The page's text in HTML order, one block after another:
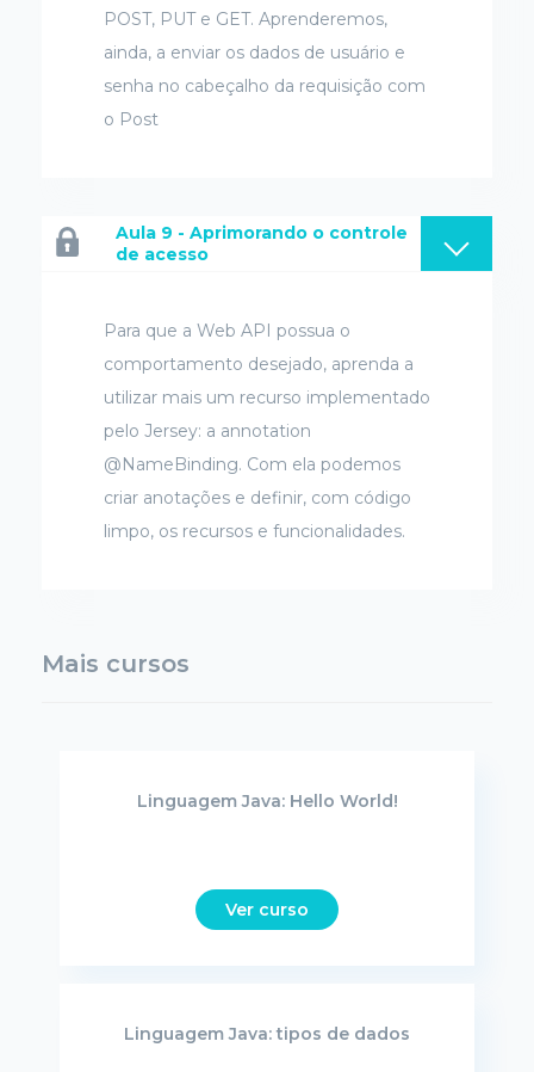
POST, PUT e GET. Aprenderemos,
ainda, a enviar os dados de usuário e
senha no cabeçalho da requisição com
o Post
Aula 9 - Aprimorando o controle
de acesso
Para que a Web API possua o
comportamento desejado, aprenda a
utilizar mais um recurso implementado
pelo Jersey: a annotation
@NameBinding. Com ela podemos
criar anotações e definir, com código
limpo, os recursos e funcionalidades.
Mais cursos
Linguagem Java: Hello World!
Ver curso
Linguagem Java: tipos de dados